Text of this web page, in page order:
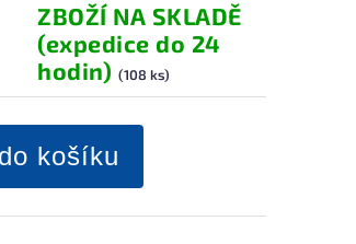
ZBOŽÍ NA SKLADĚ
(expedice do 24
hodin) (108 ks)
košíku